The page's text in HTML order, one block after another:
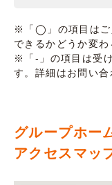
※「◯」の項目はご
できるかどうか変わ
※「-」の項目は受
す。詳細はお問い合
グループホー
アクセスマッ